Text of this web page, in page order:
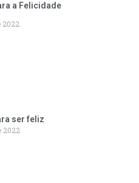
a Felicidade
2022
ser feliz
2022